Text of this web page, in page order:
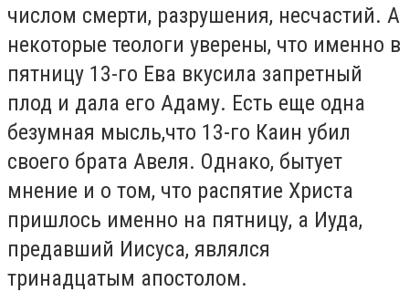
числом смерти, разрушения, несчастий. А
некоторые теологи уверены, что именно в
пятницу 13-го Ева вкусила запретный
плод и дала его Адаму. Есть еще одна
безумная мысль,что 13-го Каин убил
своего брата Авеля. Однако, бытует
мнение и о том, что распятие Христа
пришлось именно на пятницу, а Иуда,
предавший Иисуса, являлся
тринадцатым апостолом.